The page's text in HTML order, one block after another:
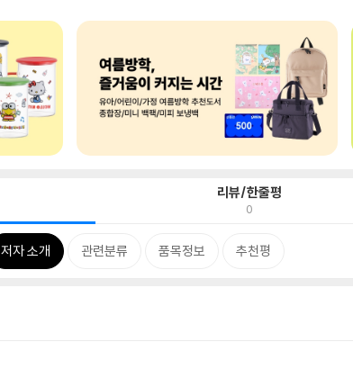
리뷰/한줄평
0
저자 소개 관련분류 품목정보 추천평